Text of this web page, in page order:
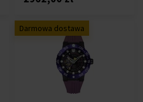
Darmowa dostawa